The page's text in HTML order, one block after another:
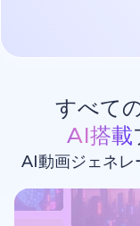
すべて
AI搭載
AI動画ジェネレ